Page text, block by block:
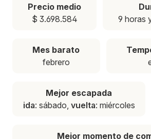
Precio medio
$ 3.698.584
9 horas
Mes barato
febrero
Mejor escapada
ida: sábado, vuelta: miércoles
Mejor momento de